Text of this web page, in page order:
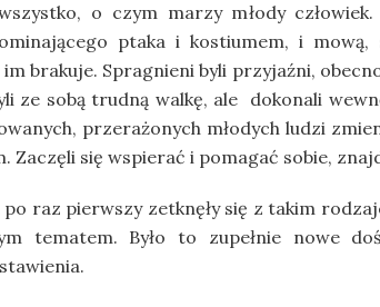
o czym marzy młody człowiek.
ptaka i kostiumem, i mową,
im brakuje. Spragnieni byli przyjaźni,
ze sobą trudną walkę, ale dokonali
przerażonych młodych ludzi
Zaczęli się wspierać i pomagać sobie,
po raz pierwszy zetknęły się z takim
tematem. Było to zupełnie nowe